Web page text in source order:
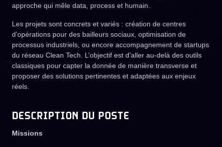
approche qui mêle data, process et humain.
Les projets sont concrets et variés : création de centres
d’opérations pour des bailleurs sociaux, optimisation de
processus industriels, ou encore accompagnement de startups
du réseau Clean Tech. L’objectif est d’aller au-delà des outils
classiques pour capter la donnée de manière transverse et
proposer des solutions pertinentes et adaptées aux enjeux
réels.
DESCRIPTION DU POSTE
Missions